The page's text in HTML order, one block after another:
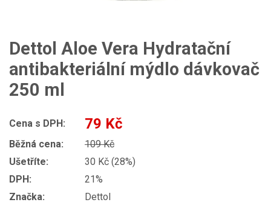
Dettol Aloe Vera Hydratační
antibakteriální mýdlo dávkovač
250 ml
Cena s DPH: 79 Kč
Běžná cena:
109 Kč
Ušetříte:
30 Kč (28%)
DPH:
21%
Značka:
Dettol